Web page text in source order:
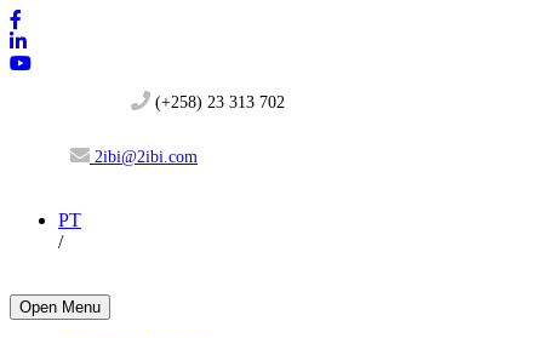
(+258) 23 313 702
2ibi@2ibi.com
PT
/
Open Menu